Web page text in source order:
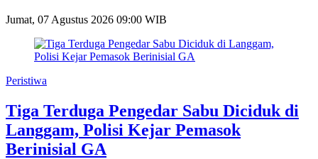
Jumat, 07 Agustus 2026 09:00 WIB
Peristiwa
Tiga Terduga Pengedar Sabu Diciduk di
Langgam, Polisi Kejar Pemasok
Berinisial GA